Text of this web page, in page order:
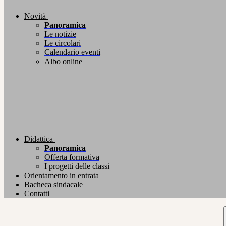
Novità
Panoramica
Le notizie
Le circolari
Calendario eventi
Albo online
Didattica
Panoramica
Offerta formativa
I progetti delle classi
Orientamento in entrata
Bacheca sindacale
Contatti